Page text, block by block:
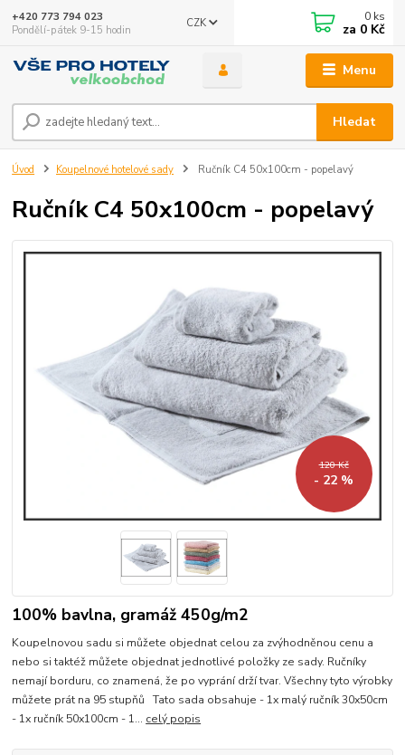
Menu
CZK
Hledat
+420 773 794 023
Pondělí-pátek 9-15 hodin
0 ks
za 0 Kč
Úvod Koupelnové hotelové sady Ručník C4 50x100cm - popelavý
Ručník C4 50x100cm - popelavý
120 Kč
- 22 %
100% bavlna, gramáž 450g/m2
Koupelnovou sadu si můžete objednat celou za zvýhodněnou cenu a
nebo si taktéž můžete objednat jednotlivé položky ze sady. Ručníky
nemají borduru, co znamená, že po vyprání drží tvar. Všechny tyto výrobky
můžete prát na 95 stupňů Tato sada obsahuje - 1x malý ručník 30x50cm
- 1x ručník 50x100cm - 1... celý popis